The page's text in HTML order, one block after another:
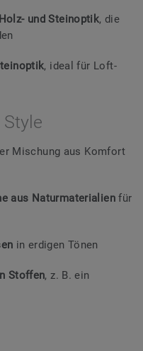
und Steinoptik, die
, ideal für Loft-
Mischung aus Komfort
aus Naturmaterialien für
in erdigen Tönen
Stoffen, z. B. ein